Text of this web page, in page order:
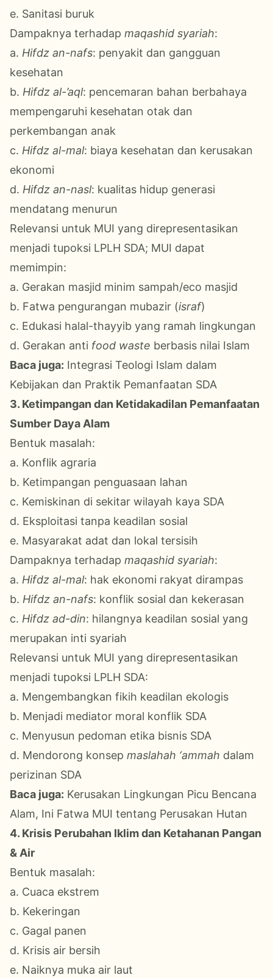
e. Sanitasi buruk
Dampaknya terhadap maqashid syariah:
a. Hifdz an-nafs: penyakit dan gangguan
kesehatan
b. Hifdz al-’aql: pencemaran bahan berbahaya
mempengaruhi kesehatan otak dan
perkembangan anak
c. Hifdz al-mal: biaya kesehatan dan kerusakan
ekonomi
d. Hifdz an-nasl: kualitas hidup generasi
mendatang menurun
Relevansi untuk MUI yang direpresentasikan
menjadi tupoksi LPLH SDA; MUI dapat
memimpin:
a. Gerakan masjid minim sampah/eco masjid
b. Fatwa pengurangan mubazir (israf)
c. Edukasi halal-thayyib yang ramah lingkungan
d. Gerakan anti food waste berbasis nilai Islam
Baca juga: Integrasi Teologi Islam dalam
Kebijakan dan Praktik Pemanfaatan SDA
3. Ketimpangan dan Ketidakadilan Pemanfaatan
Sumber Daya Alam
Bentuk masalah:
a. Konflik agraria
b. Ketimpangan penguasaan lahan
c. Kemiskinan di sekitar wilayah kaya SDA
d. Eksploitasi tanpa keadilan sosial
e. Masyarakat adat dan lokal tersisih
Dampaknya terhadap maqashid syariah:
a. Hifdz al-mal: hak ekonomi rakyat dirampas
b. Hifdz an-nafs: konflik sosial dan kekerasan
c. Hifdz ad-din: hilangnya keadilan sosial yang
merupakan inti syariah
Relevansi untuk MUI yang direpresentasikan
menjadi tupoksi LPLH SDA:
a. Mengembangkan fikih keadilan ekologis
b. Menjadi mediator moral konflik SDA
c. Menyusun pedoman etika bisnis SDA
d. Mendorong konsep maslahah ‘ammah dalam
perizinan SDA
Baca juga: Kerusakan Lingkungan Picu Bencana
Alam, Ini Fatwa MUI tentang Perusakan Hutan
4. Krisis Perubahan Iklim dan Ketahanan Pangan
& Air
Bentuk masalah:
a. Cuaca ekstrem
b. Kekeringan
c. Gagal panen
d. Krisis air bersih
e. Naiknya muka air laut